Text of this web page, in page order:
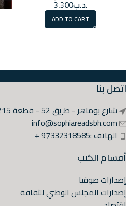
.د.ب3.300
ADD TO CART
اتصل بنا
شارع بوماهر - طريق 52 - قطعة 215 - مكتب 44 المحرق
info@sophiareadsbh.com
الهاتف :97332318585 +
أقسام الكتب
إصدارات صوفيا
إصدارات المجلس الوطني للثقافة